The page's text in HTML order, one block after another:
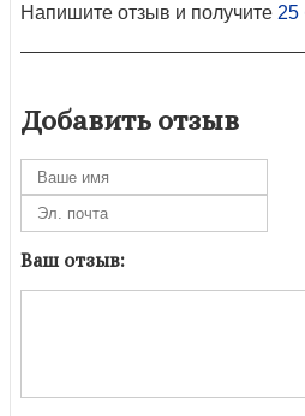
Напишите отзыв и получите 25
Добавить отзыв
Ваш отзыв: